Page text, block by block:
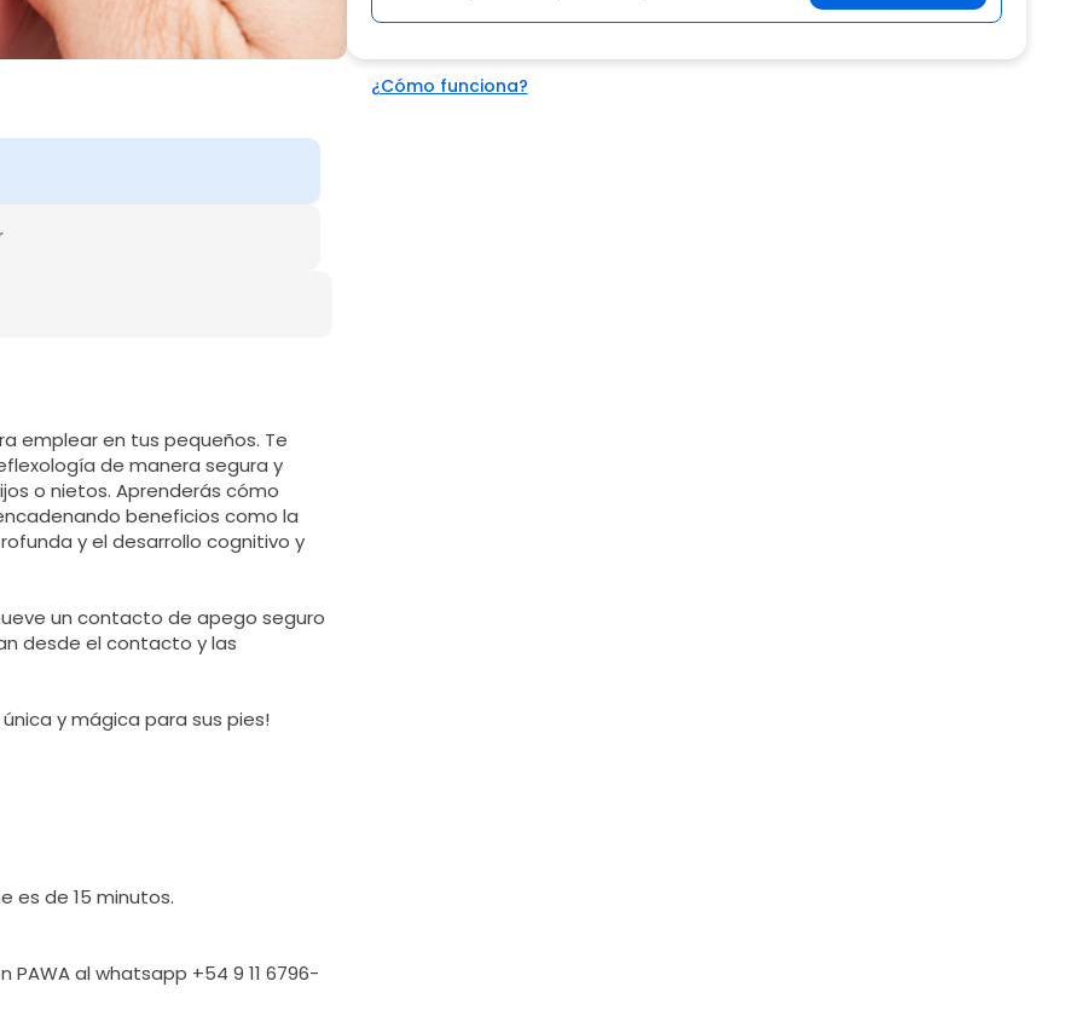
¿Cómo funciona?
emplear en tus pequeños. Te
de manera segura y
o nietos. Aprenderás cómo
beneficios como la
y el desarrollo cognitivo y
un contacto de apego seguro
desde el contacto y las
y mágica para sus pies!
es de 15 minutos.
al whatsapp +54 9 11 6796-